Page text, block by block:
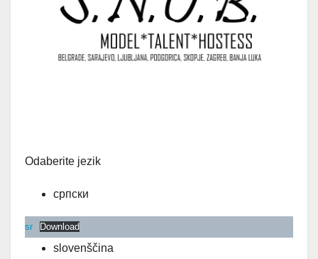
Odaberite jezik
српски
sr Download
slovenščina